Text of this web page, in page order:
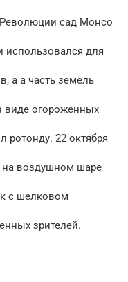
сад Монсо
использовался для
а а часть земель
огороженных
ротонду. 22 октября
на воздушном шаре
с шелковом
зрителей.